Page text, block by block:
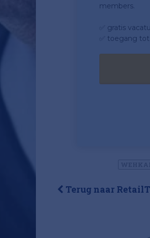
members.
✅ gratis
✅ toegang
Terug naar